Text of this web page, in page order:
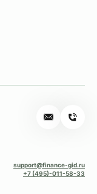
support@finance-gid.ru
+7 (495)-011-58-33